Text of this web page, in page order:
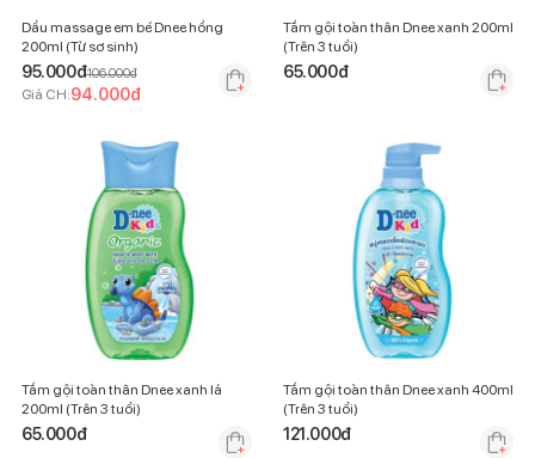
Dầu massage em bé Dnee hồng
200ml (Từ sơ sinh)
95.000đ106.000đ
Giá CH:94.000đ
Tắm gội toàn thân Dnee xanh 200ml
(Trên 3 tuổi)
65.000đ
Tắm gội toàn thân Dnee xanh lá
200ml (Trên 3 tuổi)
65.000đ
Tắm gội toàn thân Dnee xanh 400ml
(Trên 3 tuổi)
121.000đ